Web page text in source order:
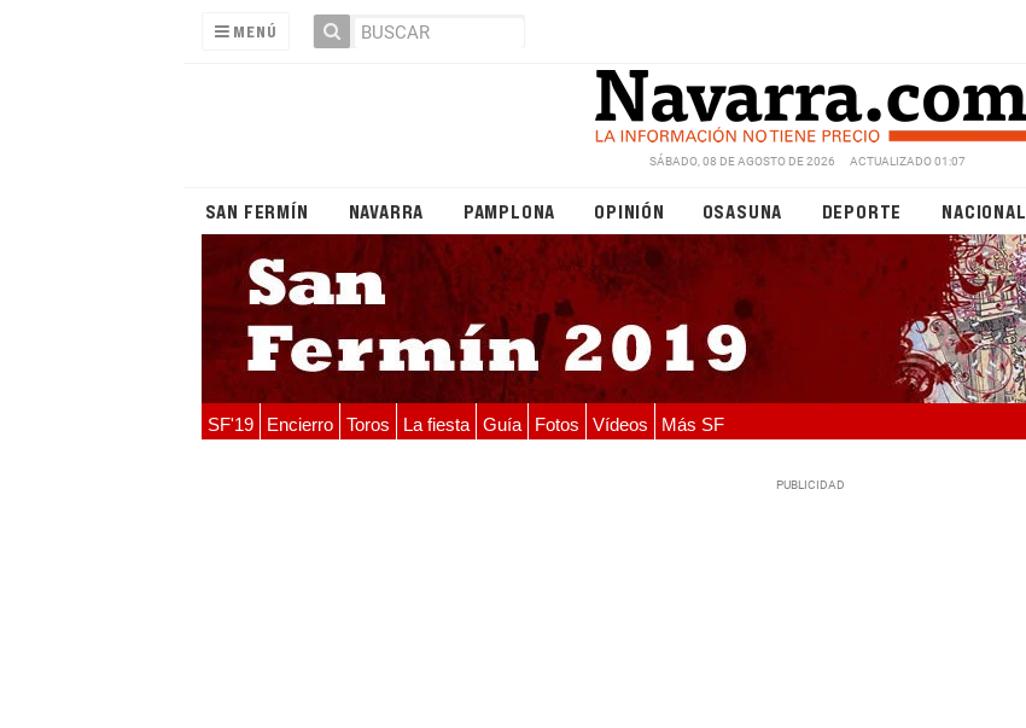
MENÚ
SÁBADO, 08 DE AGOSTO DE 2026 ACTUALIZADO 01:07
SAN FERMÍN NAVARRA PAMPLONA OPINIÓN OSASUNA DEPORTE NACIONAL
SF'19 Encierro Toros La fiesta Guía Fotos Vídeos Más SF